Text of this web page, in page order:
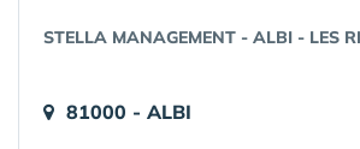
STELLA MANAGEMENT - ALBI - LES
81000 - ALBI